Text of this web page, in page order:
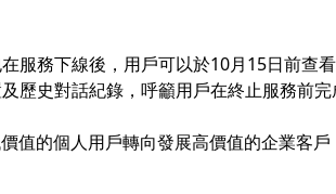
服務下線後，用戶可以於10月15日前查
史對話紀錄，呼籲用戶在終止服務前完
值的個人用戶轉向發展高價值的企業客